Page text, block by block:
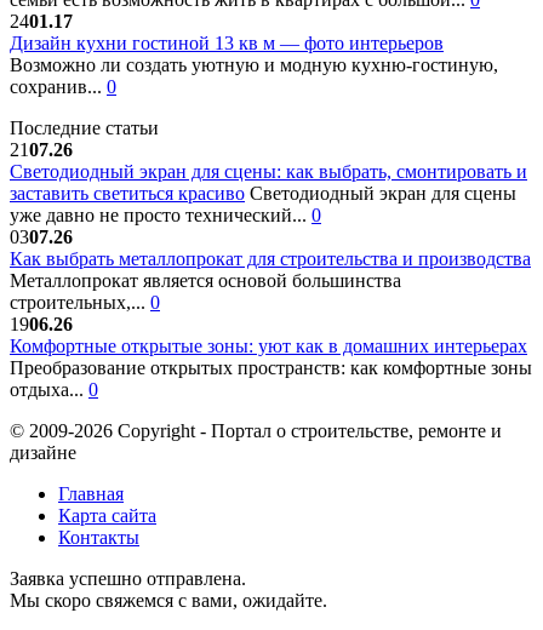
2401.17
Дизайн кухни гостиной 13 кв м — фото интерьеров
Возможно ли создать уютную и модную кухню-гостиную,
сохранив... 0
Последние статьи
2107.26
Светодиодный экран для сцены: как выбрать, смонтировать и
заставить светиться красиво Светодиодный экран для сцены
уже давно не просто технический... 0
0307.26
Как выбрать металлопрокат для строительства и производства
Металлопрокат является основой большинства
строительных,... 0
1906.26
Комфортные открытые зоны: уют как в домашних интерьерах
Преобразование открытых пространств: как комфортные зоны
отдыха... 0
© 2009-2026 Copyright - Портал о строительстве, ремонте и
дизайне
Главная
Карта сайта
Контакты
Заявка успешно отправлена.
Мы скоро свяжемся с вами, ожидайте.